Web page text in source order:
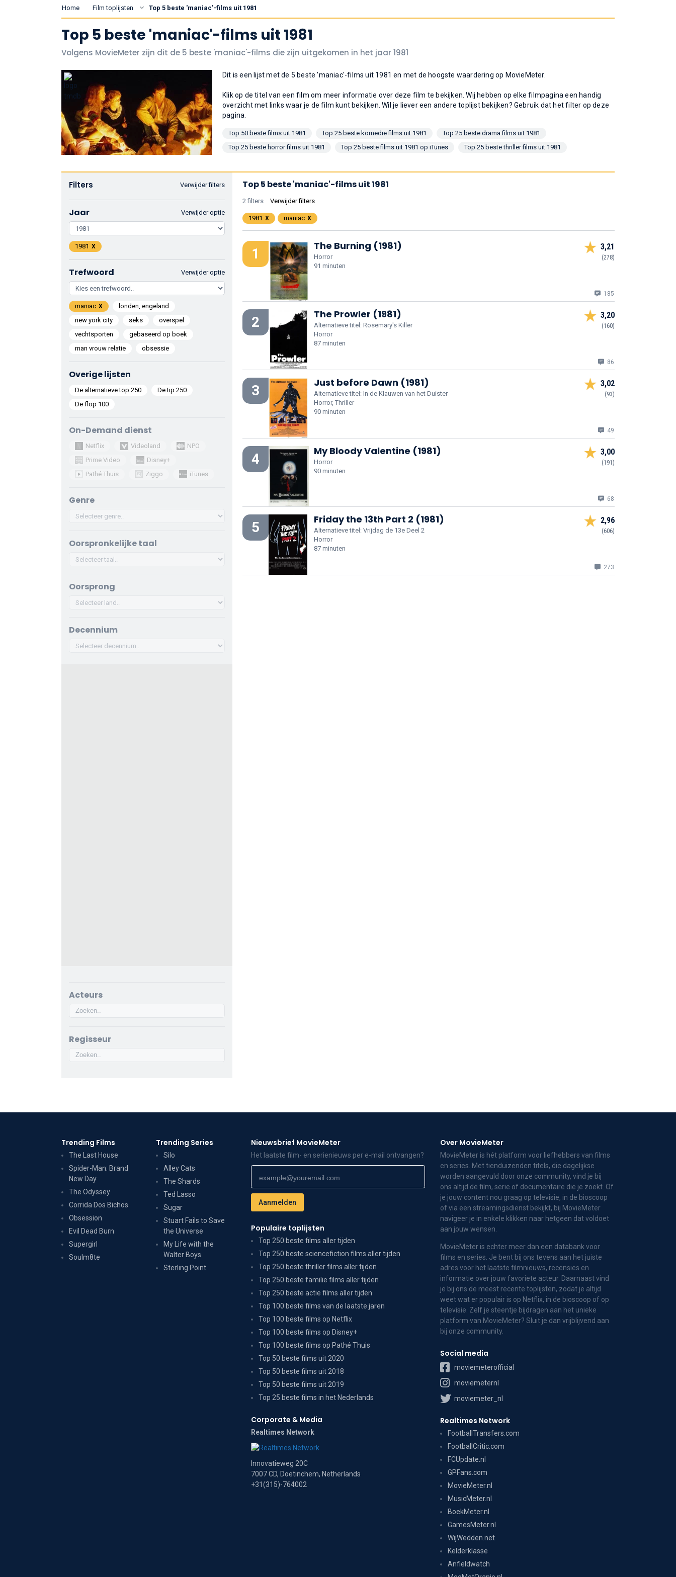
Home Film toplijsten Top 5 beste 'maniac'-films uit 1981
Top 5 beste 'maniac'-films uit 1981
Volgens MovieMeter zijn dit de 5 beste 'maniac'-films die zijn uitgekomen in het jaar 1981
Dit is een lijst met de 5 beste 'maniac'-films uit 1981 en met de hoogste waardering op MovieMeter.
Klik op de titel van een film om meer informatie over deze film te bekijken. Wij hebben op elke filmpagina een handig
overzicht met links waar je de film kunt bekijken. Wil je liever een andere toplijst bekijken? Gebruik dat het filter op deze
pagina.
Top 50 beste films uit 1981 Top 25 beste komedie films uit 1981
Top 25 beste drama films uit 1981
Top 25 beste horror films uit 1981
Top 25 beste films uit 1981 op iTunes Top 25 beste thriller films uit 1981
Verwijder filters
Filters
On-Demand dienst
Netflix Videoland
NPO
Prime Video
Disney+
Pathé Thuis
Ziggo iTunes
Genre
Oorspronkelijke taal
Oorsprong
Verwijder optie
Jaar
1981
Decennium
Verwijder optie
Trefwoord
maniac
londen, engeland
new york city
seks
overspel
vechtsporten
gebaseerd op boek
man vrouw relatie
obsessie
Acteurs
Regisseur
Overige lijsten
De alternatieve top 250
De tip 250
De flop 100
Top 5 beste 'maniac'-films uit 1981
2 filters Verwijder filters
1981 maniac
1 The Burning (1981)
Horror
91 minuten
3,21
(278)
185
2 The Prowler (1981)
Alternatieve titel: Rosemary's Killer
Horror
87 minuten
3,20
(160)
86
3 Just before Dawn (1981)
Alternatieve titel: In de Klauwen van het Duister
Horror, Thriller
90 minuten
3,02
(93)
49
4 My Bloody Valentine (1981)
Horror
90 minuten
3,00
(191)
68
5 Friday the 13th Part 2 (1981)
Alternatieve titel: Vrijdag de 13e Deel 2
Horror
87 minuten
2,96
(606)
273
Trending Films
The Last House
Spider-Man: Brand
New Day
The Odyssey
Corrida Dos Bichos
Obsession
Evil Dead Burn
Supergirl
Soulm8te
Trending Series
Silo
Alley Cats
The Shards
Ted Lasso
Sugar
Stuart Fails to Save
the Universe
My Life with the
Walter Boys
Sterling Point
Nieuwsbrief MovieMeter
Het laatste film- en serienieuws per e-mail ontvangen?
Populaire toplijsten
Top 250 beste films aller tijden
Top 250 beste sciencefiction films aller tijden
Top 250 beste thriller films aller tijden
Top 250 beste familie films aller tijden
Top 250 beste actie films aller tijden
Top 100 beste films van de laatste jaren
Top 100 beste films op Netflix
Top 100 beste films op Disney+
Top 100 beste films op Pathé Thuis
Top 50 beste films uit 2020
Top 50 beste films uit 2018
Top 50 beste films uit 2019
Top 25 beste films in het Nederlands
Corporate & Media
Realtimes Network
Innovatieweg 20C
7007 CD, Doetinchem, Netherlands
+31(315)-764002
Over MovieMeter
MovieMeter is hét platform voor liefhebbers van films
en series. Met tienduizenden titels, die dagelijkse
worden aangevuld door onze community, vind je bij
ons altijd de film, serie of documentaire die je zoekt. Of
je jouw content nou graag op televisie, in de bioscoop
of via een streamingsdienst bekijkt, bij MovieMeter
navigeer je in enkele klikken naar hetgeen dat voldoet
aan jouw wensen.
MovieMeter is echter meer dan een databank voor
films en series. Je bent bij ons tevens aan het juiste
adres voor het laatste filmnieuws, recensies en
informatie over jouw favoriete acteur. Daarnaast vind
je bij ons de meest recente toplijsten, zodat je altijd
weet wat er populair is op Netflix, in de bioscoop of op
televisie. Zelf je steentje bijdragen aan het unieke
platform van MovieMeter? Sluit je dan vrijblijvend aan
bij onze community.
Social media
moviemeterofficial
moviemeternl
moviemeter_nl
Realtimes Network
FootballTransfers.com
FootballCritic.com
FCUpdate.nl
GPFans.com
MovieMeter.nl
MusicMeter.nl
BoekMeter.nl
GamesMeter.nl
WijWedden.net
Kelderklasse
Anfieldwatch